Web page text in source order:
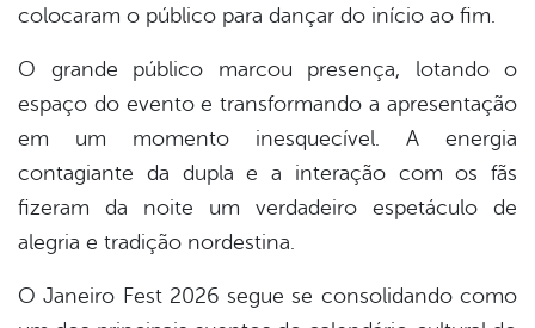
colocaram o público para dançar do início ao fim.
O grande público marcou presença, lotando o
espaço do evento e transformando a apresentação
em um momento inesquecível. A energia
contagiante da dupla e a interação com os fãs
fizeram da noite um verdadeiro espetáculo de
alegria e tradição nordestina.
O Janeiro Fest 2026 segue se consolidando como